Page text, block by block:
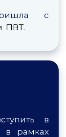
с
ПВТ.
в
в рамках